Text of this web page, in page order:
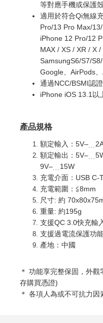
等對應手機或保護
適用於符合Qi無線
Pro/13 Pro Max/
iPhone 12 Pro/12
MAX / XS / XR / X /
SamsungS6/S7/
Google、AirPods
通過NCC/BSMI認證
iPhone iOS 13.1以
產品規格
額定輸入：
額定輸出：
9V–﹍15W
充電介面：USB C-
充電範圍：≦8mm
尺寸: 約
重量: 約195g
支援QC 3.0快充輸
支援過電流保護功
產地：中國
＊ 功能享完整保固，外觀
存購買憑證)
＊ 各項人為或不可抗力